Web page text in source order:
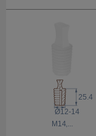
25.4
Ø12-14
M14,...